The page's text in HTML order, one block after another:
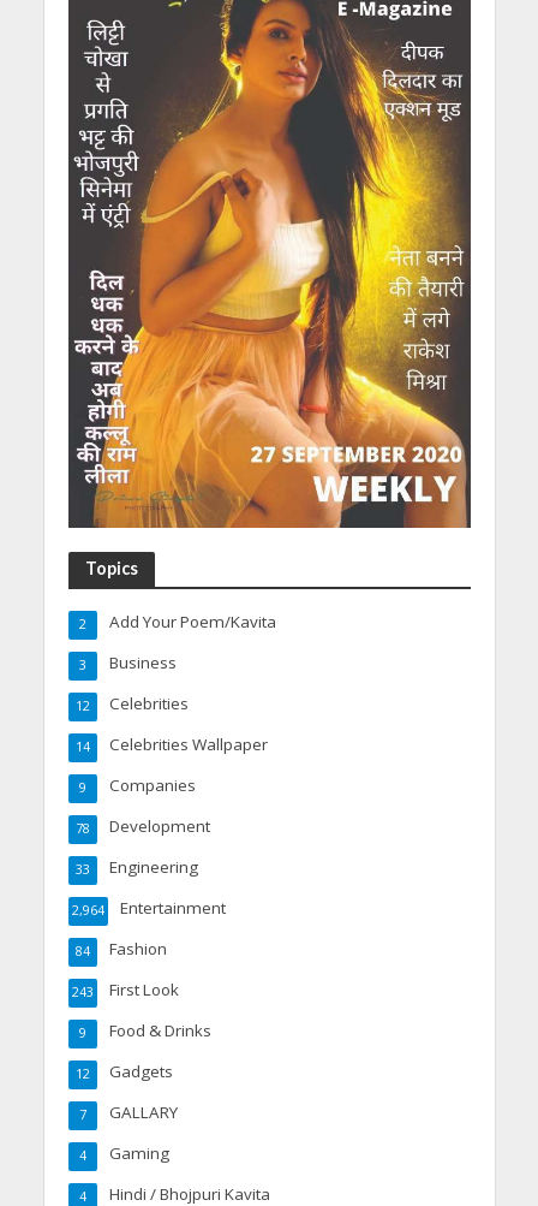
Topics
Add Your Poem/Kavita
2
Business
3
Celebrities
12
Celebrities Wallpaper
14
Companies
9
Development
78
Engineering
33
Entertainment
2,964
Fashion
84
First Look
243
Food & Drinks
9
Gadgets
12
GALLARY
7
Gaming
4
Hindi / Bhojpuri Kavita
4